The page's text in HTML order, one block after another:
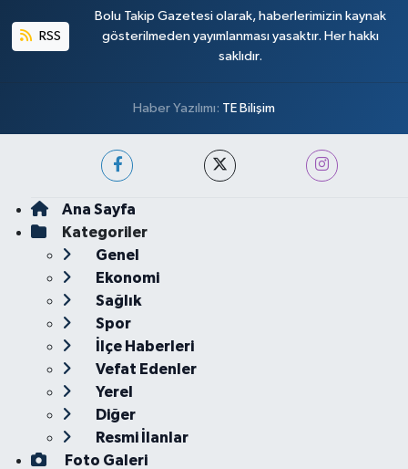
RSS
Bolu Takip Gazetesi olarak, haberlerimizin kaynak
gösterilmeden yayımlanması yasaktır. Her hakkı
saklıdır.
Haber Yazılımı: TE Bilişim
Ana Sayfa
Kategoriler
Genel
Ekonomi
Sağlık
Spor
İlçe Haberleri
Vefat Edenler
Yerel
Diğer
Resmi İlanlar
Foto Galeri